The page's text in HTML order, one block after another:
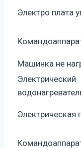
Электро плата
Машинка не
Электрический
Электрическая